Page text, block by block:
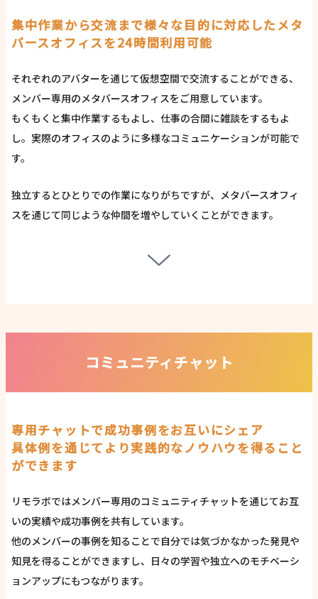
集中作業から交流まで様々な目的に対応したメタ
バースオフィスを24時間利用可能
それぞれのアバターを通じて仮想空間で交流することができる、
メンバー専用のメタバースオフィスをご用意しています。
もくもくと集中作業するもよし、仕事の合間に雑談をするもよ
し。実際のオフィスのように多様なコミュニケーションが可能で
す。
独立するとひとりでの作業になりがちですが、メタバースオフィ
スを通じて同じような仲間を増やしていくことができます。
コミュニティチャット
専用チャットで成功事例をお互いにシェア
具体例を通じてより実践的なノウハウを得ること
ができます
リモラボではメンバー専用のコミュニティチャットを通じてお互
いの実績や成功事例を共有しています。
他のメンバーの事例を知ることで自分では気づかなかった発見や
知見を得ることができますし、日々の学習や独立へのモチベーシ
ョンアップにもつながります。